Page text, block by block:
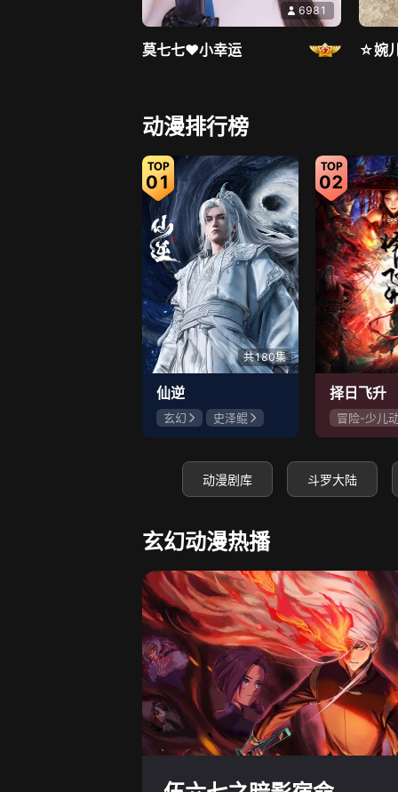
6981
莫七七♥小幸运 ☆婉
2499
钱悦萌主🦄 新人
动漫排行榜
01
共180集
仙逆
玄幻
史泽鲲
张惠霖
王婧儿
02
择日飞升
冒险-少儿
神怪
动漫剧库 斗罗大陆
玄幻动漫热播